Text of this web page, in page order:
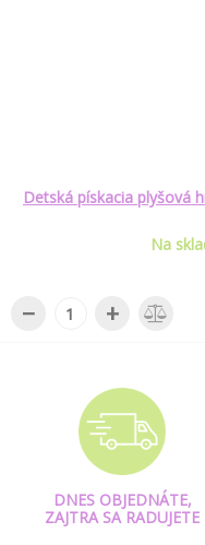
Detská pískacia plyšová
Na
− +
DNES OBJEDNÁTE,
ZAJTRA SA RADUJETE